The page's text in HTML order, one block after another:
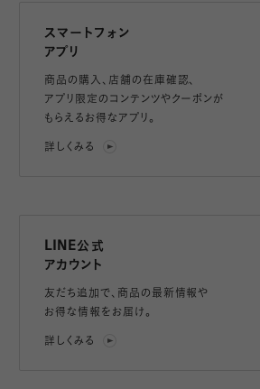
スマートフォン
アプリ
商品の購入、店舗の在庫確認、
アプリ限定のコンテンツやクーポンが
もらえるお得なアプリ。
詳しくみる
LINE公式
アカウント
友だち追加で、 商品の最新情報や
お得な情報をお届け。
詳しくみる